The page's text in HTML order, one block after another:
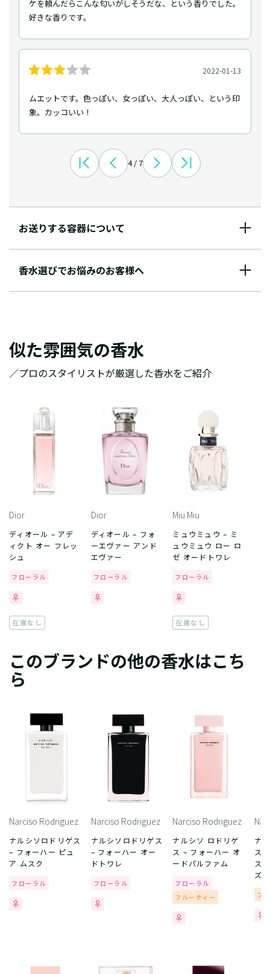
ケを頼んだらこんな匂いがしそうだな、という香りでした。
好きな香りです。
2022-01-13
ムエットです。色っぽい、女っぽい、大人っぽい、という印
象。カッコいい！
4 / 7
お送りする容器について
香水選びでお悩みのお客様へ
似た雰囲気の香水
／プロのスタイリストが厳選した香水をご紹介
Dior
ディオール – アデ
ィクト オー フレッ
シュ
フローラル
在庫なし
Dior
ディオール – フォ
ーエヴァー アンド
エヴァー
フローラル
Miu Miu
ミュウミュウ – ミ
ュウミュウ ロー ロ
ゼ オードトワレ
フローラル
在庫なし
このブランドの他の香水はこち
ら
Narciso Rodriguez
ナルシソロドリゲス
– フォーハー ピュ
ア ムスク
フローラル
Narciso Rodriguez
ナルシソロドリゲス
– フォーハー オー
ドトワレ
フローラル
Narciso Rodriguez
ナルシソ ロドリゲ
ス – フォーハー オ
ードパルファム
フローラル
フルーティー
ナ
ス
ス
ズ
フ